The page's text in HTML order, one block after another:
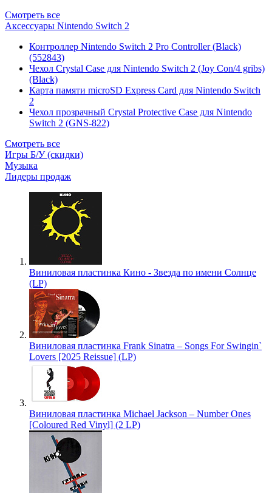
Смотреть все
Аксессуары Nintendo Switch 2
Контроллер Nintendo Switch 2 Pro Controller (Black)
(552843)
Чехол Сrystal Сase для Nintendo Switch 2 (Joy Con/4 gribs)
(Black)
Карта памяти microSD Express Card для Nintendo Switch
2
Чехол прозрачный Crystal Protective Case для Nintendo
Switch 2 (GNS-822)
Смотреть все
Игры Б/У (скидки)
Музыка
Лидеры продаж
Виниловая пластинка Кино - Звезда по имени Солнце
(LP)
Виниловая пластинка Frank Sinatra – Songs For Swingin`
Lovers [2025 Reissue] (LP)
Виниловая пластинка Michael Jackson – Number Ones
[Coloured Red Vinyl] (2 LP)